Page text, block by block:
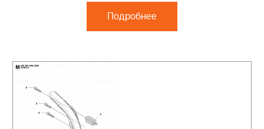
Подробнее